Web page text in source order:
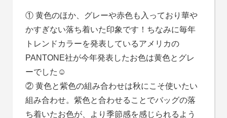
① 黄色のほか、グレーや赤色も入っており華や
かすぎない落ち着いた印象です！ちなみに毎年
トレンドカラーを発表しているアメリカの
PANTONE社が今年発表したお色は黄色とグレ
ーでした☺
② 黄色と紫色の組み合わせは秋にこそ使いたい
組み合わせ。紫色と合わせることでバッグの落
ち着いたお色が、より季節感を感じられるよう